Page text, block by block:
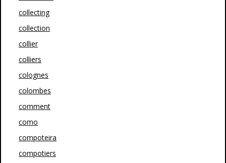
collecting
collection
collier
colliers
colognes
colombes
comment
como
compoteira
compotiers